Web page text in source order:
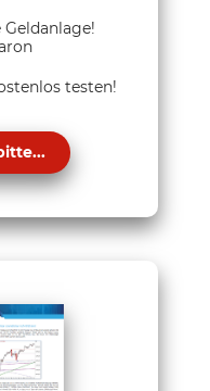
testen!